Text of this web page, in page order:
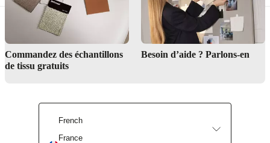
Commandez des échantillons
de tissu gratuits
Besoin d’aide ? Parlons-en
French
France